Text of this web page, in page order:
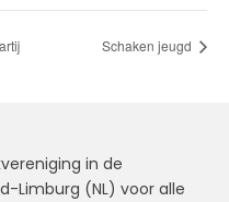
Schaken jeugd
in de
Limburg (NL) voor alle